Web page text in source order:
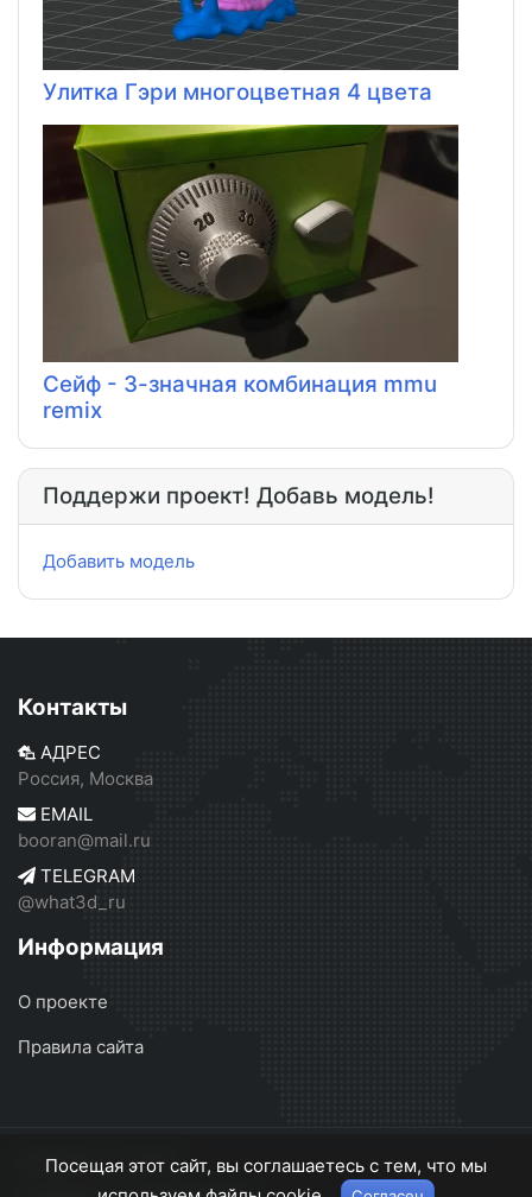
Улитка Гэри многоцветная 4 цвета
Сейф - 3-значная комбинация mmu
remix
Поддержи проект! Добавь модель!
Добавить модель
Контакты
АДРЕС
Россия, Москва
EMAIL
booran@mail.ru
TELEGRAM
@what3d_ru
Информация
О проекте
Правила сайта
what3d.ru © 2026
Посещая этот сайт, вы соглашаетесь с тем, что мы